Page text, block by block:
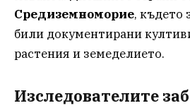
Средиземноморие, където
били документирани
растения и земеделието.
Изследователите